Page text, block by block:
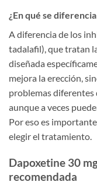
¿En qué se
A diferencia de los
tadalafil), que tratan
diseñada
mejora la erección,
problemas
aunque a veces
Por eso es
elegir el tratamiento.
Dapoxetine 30
recomendada